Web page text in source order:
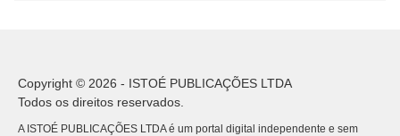
Copyright © 2026 - ISTOÉ PUBLICAÇÕES LTDA
Todos os direitos reservados.
A ISTOÉ PUBLICAÇÕES LTDA é um portal digital independente e sem